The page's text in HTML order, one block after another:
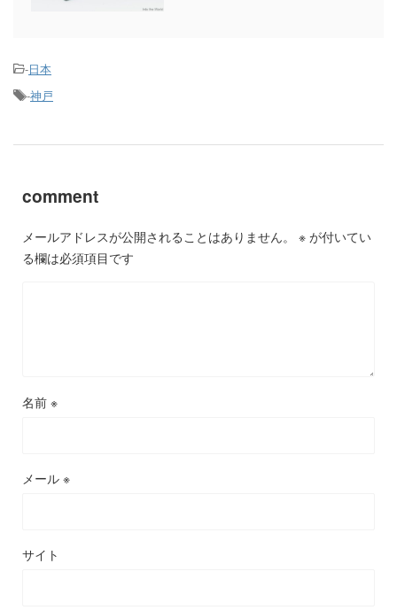
-日本
-神戸
comment
メールアドレスが公開されることはありません。 ※ が付いてい
る欄は必須項目です
名前 ※
メール ※
サイト